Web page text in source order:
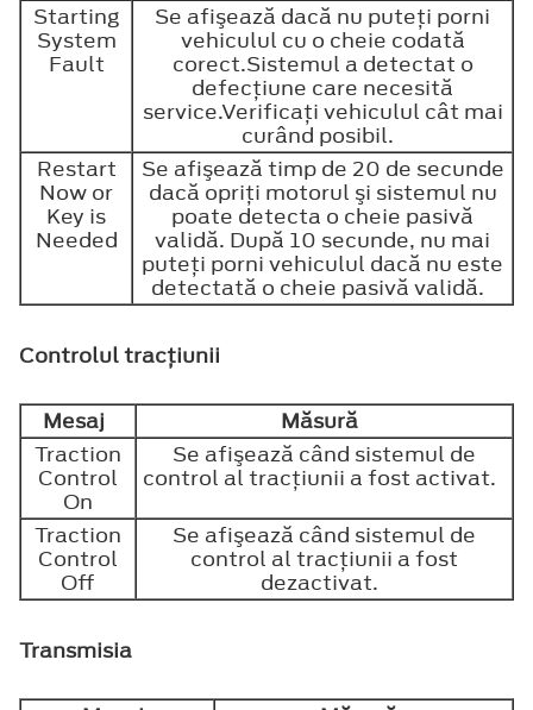
Starting
System
Fault
Se afişează dacă nu puteţi porni
vehiculul cu o cheie codată
corect.Sistemul a detectat o
defecţiune care necesită
service.Verificaţi vehiculul cât mai
curând posibil.
Restart
Now or
Key is
Needed
Se afişează timp de 20 de secunde
dacă opriţi motorul şi sistemul nu
poate detecta o cheie pasivă
validă. După 10 secunde, nu mai
puteţi porni vehiculul dacă nu este
detectată o cheie pasivă validă.
Controlul tracţiunii
Mesaj
Măsură
Traction
Control
On
Se afişează când sistemul de
control al tracţiunii a fost activat.
Traction
Control
Off
Se afişează când sistemul de
control al tracţiunii a fost
dezactivat.
Transmisia